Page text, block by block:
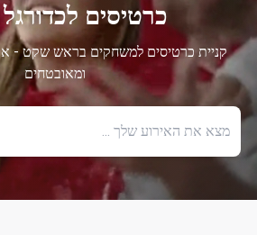
כרטיסים
קניית כרטיסים למשחקים בראש שקט -
ומאובטחים